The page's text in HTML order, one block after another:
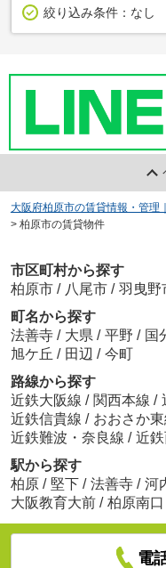
絞り込み条件： なし
大阪府柏原市の賃貸情報・管理
> 柏原市の賃貸物件
市区町村から探す
柏原市 / 八尾市 / 羽曳野
町名から探す
法善寺 / 大県 / 平野 / 国
旭ケ丘 / 田辺 / 今町
路線から探す
近鉄大阪線 / 関西本線 /
近鉄信貴線 / おおさか
近鉄難波・奈良線 / 近
駅から探す
柏原 / 堅下 / 法善寺 / 河
大阪教育大前 / 柏原南口
電